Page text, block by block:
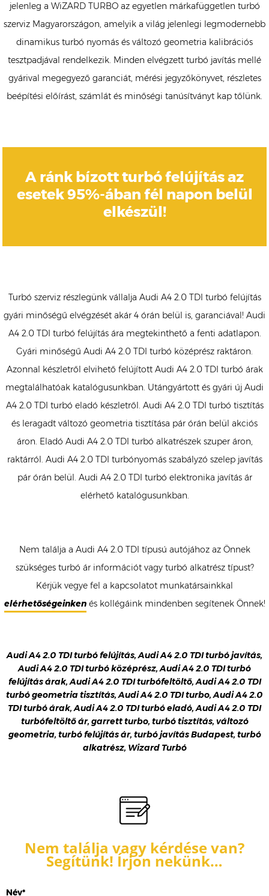
jelenleg a WiZARD TURBO az egyetlen márkafüggetlen turbó
szerviz Magyarországon, amelyik a világ jelenlegi legmodernebb
dinamikus turbó nyomás és változó geometria kalibrációs
tesztpadjával rendelkezik. Minden elvégzett turbó javítás mellé
gyárival megegyező garanciát, mérési jegyzőkönyvet, részletes
beépítési előírást, számlát és minőségi tanúsítványt kap tőlünk.
A ránk bízott turbó felújítás az
esetek 95%-ában fél napon belül
elkészül!
Turbó szerviz részlegünk vállalja Audi A4 2.0 TDI turbó felújítás
gyári minőségű elvégzését akár 4 órán belül is, garanciával! Audi
A4 2.0 TDI turbó felújítás ára megtekinthető a fenti adatlapon.
Gyári minőségű Audi A4 2.0 TDI turbó középrész raktáron.
Azonnal készletről elvihető felújított Audi A4 2.0 TDI turbó árak
megtalálhatóak katalógusunkban. Utángyártott és gyári új Audi
A4 2.0 TDI turbó eladó készletről. Audi A4 2.0 TDI turbó tisztítás
és leragadt változó geometria tisztítása pár órán belül akciós
áron. Eladó Audi A4 2.0 TDI turbó alkatrészek szuper áron,
raktárról. Audi A4 2.0 TDI turbónyomás szabályzó szelep javítás
pár órán belül. Audi A4 2.0 TDI turbó elektronika javítás ár
elérhető katalógusunkban.
Nem találja a Audi A4 2.0 TDI típusú autójához az Önnek
szükséges turbó ár információt vagy turbó alkatrész típust?
Kérjük vegye fel a kapcsolatot munkatársainkkal
elérhetőségeinkenés kollégáink mindenben segítenek Önnek!
Audi A4 2.0 TDI turbó felújítás, Audi A4 2.0 TDI turbó javítás,
Audi A4 2.0 TDI turbó középrész, Audi A4 2.0 TDI turbó
felújítás árak, Audi A4 2.0 TDI turbófeltöltő, Audi A4 2.0 TDI
turbó geometria tisztítás, Audi A4 2.0 TDI turbo, Audi A4 2.0
TDI turbó árak, Audi A4 2.0 TDI turbó eladó, Audi A4 2.0 TDI
turbófeltöltő ár, garrett turbo, turbó tisztítás, változó
geometria, turbó felújítás ár, turbó javítás Budapest, turbó
alkatrész, Wizard Turbó
Nem találja vagy kérdése van?
Segítünk! Írjon nekünk…
Név*